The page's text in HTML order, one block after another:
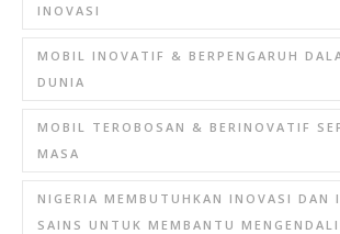
INOVASI
MOBIL INOVATIF & BERPENGARUH
DUNIA
MOBIL TEROBOSAN & BERINOVATIF
MASA
NIGERIA MEMBUTUHKAN INOVASI DAN
SAINS UNTUK MEMBANTU